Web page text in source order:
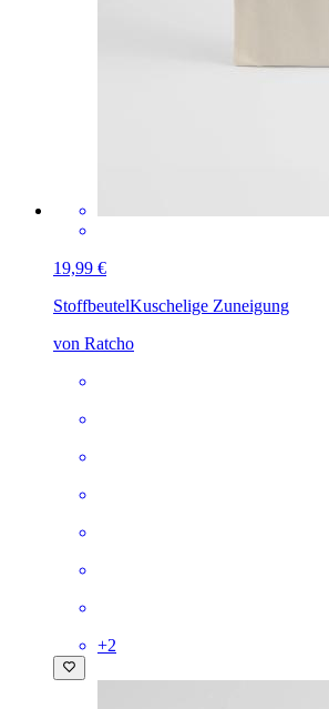
19,99 €
StoffbeutelKuschelige Zuneigung
von Ratcho
+2